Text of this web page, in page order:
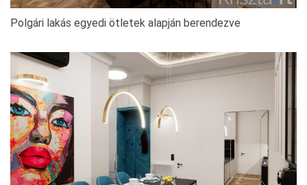
Polgári lakás egyedi ötletek alapján berendezve